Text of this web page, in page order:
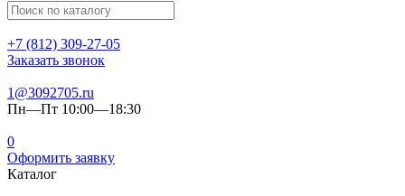
+7 (812) 309-27-05
Заказать звонок
1@3092705.ru
Пн—Пт 10:00—18:30
0
Оформить заявку
Каталог